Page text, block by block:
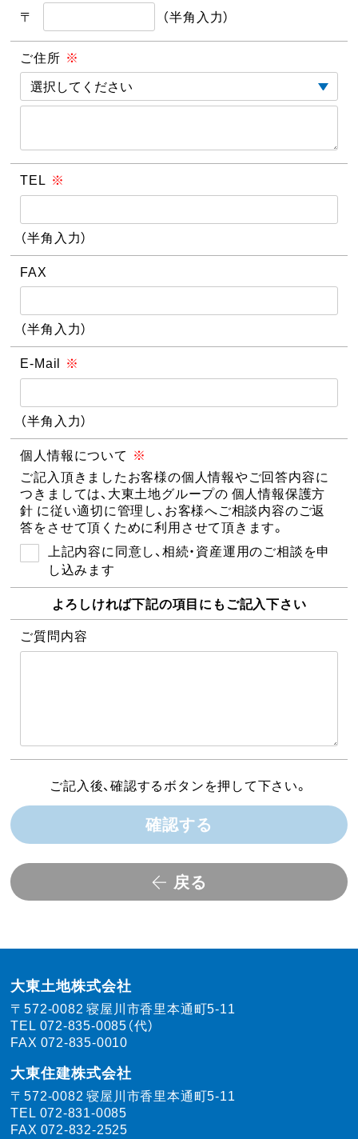
〒
（半角入力）
ご住所 ※
TEL ※
（半角入力）
FAX
（半角入力）
E-Mail ※
（半角入力）
個人情報について ※
ご記入頂きましたお客様の個人情報やご回答内容に
つきましては、大東土地グループの 個人情報保護方
針 に従い適切に管理し、お客様へご相談内容のご返
答をさせて頂くために利用させて頂きます。
上記内容に同意し、相続・資産運用のご相談を申
し込みます
よろしければ下記の項目にもご記入下さい
ご質問内容
ご記入後、確認するボタンを押して下さい。
戻る
確認する
大東土地株式会社
〒572-0082寝屋川市香里本通町5-11
TEL 072-835-0085（代）
FAX 072-835-0010
大東住建株式会社
〒572-0082寝屋川市香里本通町5-11
TEL 072-831-0085
FAX 072-832-2525